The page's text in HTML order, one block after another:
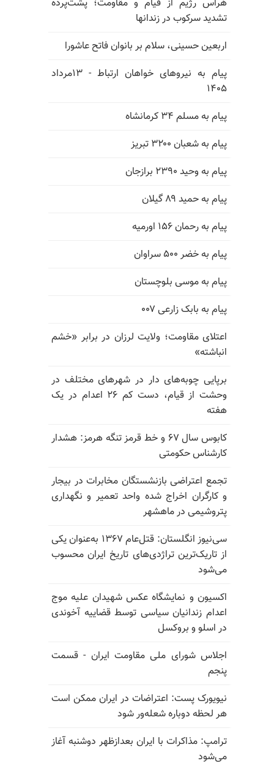
هراس رژیم از قیام و مقاومت؛ پشت‌پرده
تشدید سرکوب در زندانها
اربعین حسینی، سلام بر بانوان فاتح عاشورا
پیام به نیروهای خواهان ارتباط - ۱۳مرداد
۱۴۰۵
پیام به مسلم ۳۴ کرمانشاه
پیام به شعبان ۳۲۰۰ تبریز
پیام به وحید ۲۳۹۰ برازجان
پیام به حمید ۸۹ گیلان
پیام به رحمان ۱۵۶ اورمیه
پیام به خضر ۵۰۰ سراوان
پیام به موسی بلوچستان
پیام به بابک زارعی ۰۰۷
اعتلای مقاومت؛ ولایت لرزان در برابر «خشم
انباشته»
برپایی چوبه‌های دار در شهرهای مختلف در
وحشت از قیام، دست کم ۲۶ اعدام در یک
هفته
کابوس سال ۶۷ و خط قرمز تنگه هرمز: هشدار
کارشناس حکومتی
تجمع اعتراضی بازنشستگان مخابرات در بیجار
و کارگران اخراج شده واحد تعمیر و نگهداری
پتروشیمی در ماهشهر
سی‌نیوز انگلستان: قتل‌عام ۱۳۶۷ به‌عنوان یکی
از تاریک‌ترین تراژدی‌های تاریخ ایران محسوب
می‌شود
اکسیون و نمایشگاه عکس شهیدان علیه موج
اعدام زندانیان سیاسی توسط قضاییه آخوندی
در اسلو و بروکسل
اجلاس شورای ملی مقاومت ایران - قسمت
پنجم
نیویورک پست: اعتراضات در ایران ممکن است
هر لحظه دوباره شعله‌ور شود
ترامپ: مذاکرات با ایران بعدازظهر دوشنبه آغاز
می‌شود